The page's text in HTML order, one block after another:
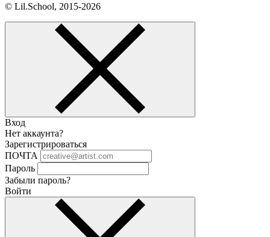
© Lil.School, 2015‐2026
Вход
Нет аккаунта?
Зарегистрироваться
ПОЧТА
Пароль
Забыли пароль?
Войти